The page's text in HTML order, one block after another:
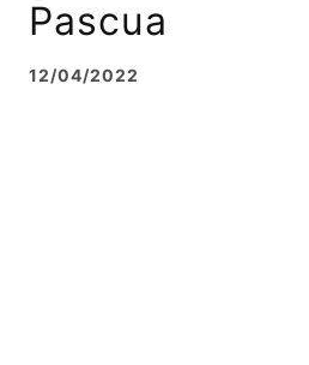
Pascua
12/04/2022